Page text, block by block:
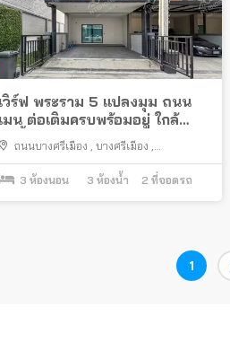
เวิร์ฟ พระราม 5 แปลงมุม ถนน
เมน ต่อเติมครบพร้อมอยู่ ใกล้
ท่าน้ำนนท์
ถนนบางศรีเมือง , บางศรีเมือง ,
มืองนนทบุรี
3 ห้องนอน 3 ห้องน้ำ 2 ที่จอดรถ
Page
1